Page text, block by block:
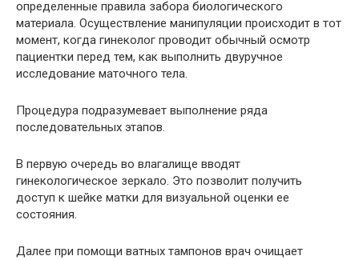
определенные правила забора биологического
материала. Осуществление манипуляции происходит в тот
момент, когда гинеколог проводит обычный осмотр
пациентки перед тем, как выполнить двуручное
исследование маточного тела.
Процедура подразумевает выполнение ряда
последовательных этапов.
В первую очередь во влагалище вводят
гинекологическое зеркало. Это позволит получить
доступ к шейке матки для визуальной оценки ее
состояния.
Далее при помощи ватных тампонов врач очищает